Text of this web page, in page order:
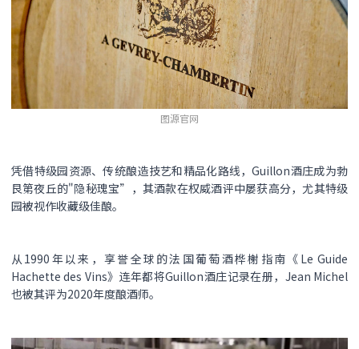
图源官网
凭借特级园资源、传统酿造技艺和精品化路线，Guillon酒庄成为勃
艮第夜丘的"隐秘瑰宝”，其酒款在权威酒评中屡获高分，尤其特级
园被视作收藏级佳酿。
从1990年以来，享誉全球的法国葡萄酒桦榭指南《Le Guide
Hachette des Vins》连年都将Guillon酒庄记录在册，Jean Michel
也被其评为2020年度酿酒师。